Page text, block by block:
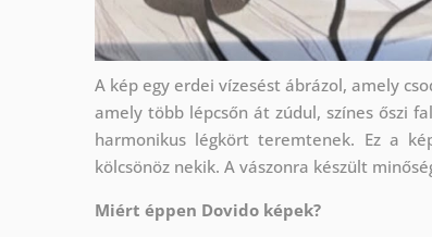
A kép egy erdei vízesést ábrázol, amely
amely több lépcsőn át zúdul, színes őszi
harmonikus légkört teremtenek. Ez a
kölcsönöz nekik. A vászonra készült
Miért éppen Dovido képek?